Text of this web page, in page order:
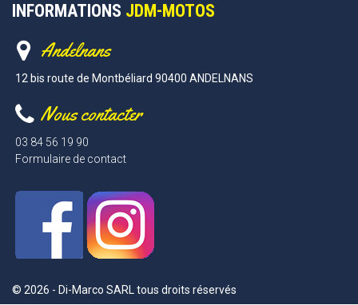
INFORMATIONS JDM-MOTOS
Andelnans
12 bis route de Montbéliard 90400 ANDELNANS
Nous contacter
03 84 56 19 90
Formulaire de contact
© 2026 - Di-Marco SARL tous droits réservés